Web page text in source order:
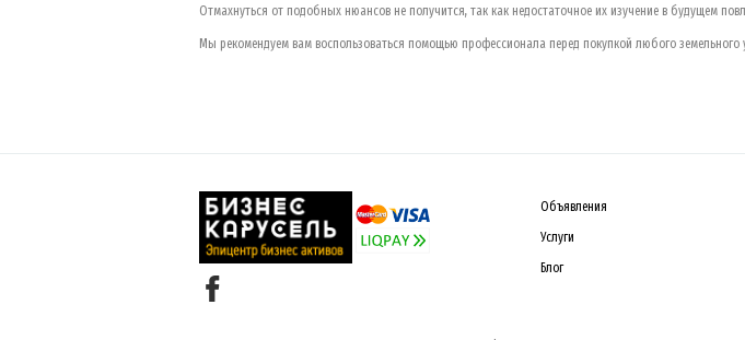
Отмахнуться от подобных нюансов не получится, так как недостаточное их изучение в будущем
Мы рекомендуем вам воспользоваться помощью профессионала перед покупкой любого
Объявления
Услуги
Блог